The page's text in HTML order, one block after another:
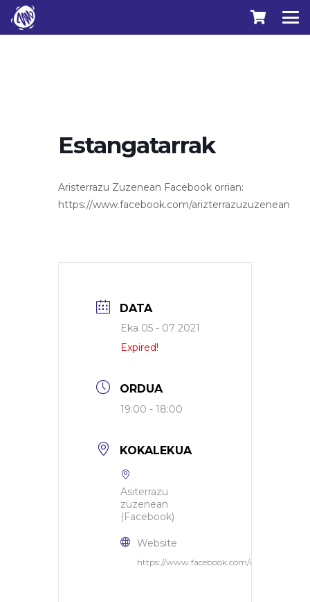
Estangatarrak
Aristerrazu Zuzenean Facebook orrian:
https://www.facebook.com/arizterrazuzuzenean
DATA
Eka 05 - 07 2021
Expired!
ORDUA
19:00 - 18:00
KOKALEKUA
Asiterrazu
zuzenean
(Facebook)
Website
https://www.facebook.com/